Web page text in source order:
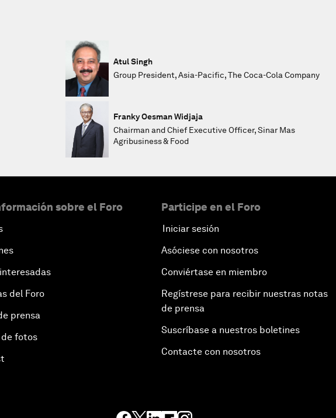
Atul Singh
Group President, Asia-Pacific, The Coca-Cola Company
Franky Oesman Widjaja
Chairman and Chief Executive Officer, Sinar Mas
Agribusiness & Food
sobre el Foro
del Foro
prensa
de fotos
Participe en el Foro
Iniciar sesión
Asóciese con nosotros
Conviértase en miembro
Regístrese para recibir nuestras notas
de prensa
Suscríbase a nuestros boletines
Contacte con nosotros